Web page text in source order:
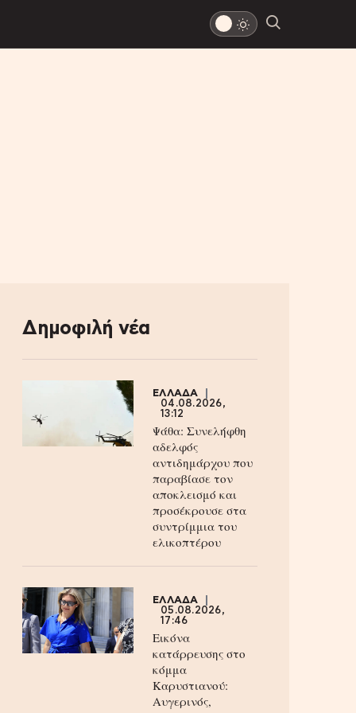
Δημοφιλή νέα
ΕΛΛΑΔΑ
04.08.2026,
13:12
Ψάθα: Συνελήφθη
αδελφός
αντιδημάρχου που
παραβίασε τον
αποκλεισμό και
προσέκρουσε στα
συντρίμμια του
ελικοπτέρου
ΕΛΛΑΔΑ
05.08.2026,
17:46
Εικόνα
κατάρρευσης στο
κόμμα
Καρυστιανού:
Αυγερινός,